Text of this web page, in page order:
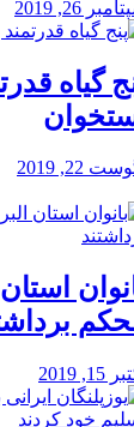
26, 2019
گیاه
22, 2019
15, 2019